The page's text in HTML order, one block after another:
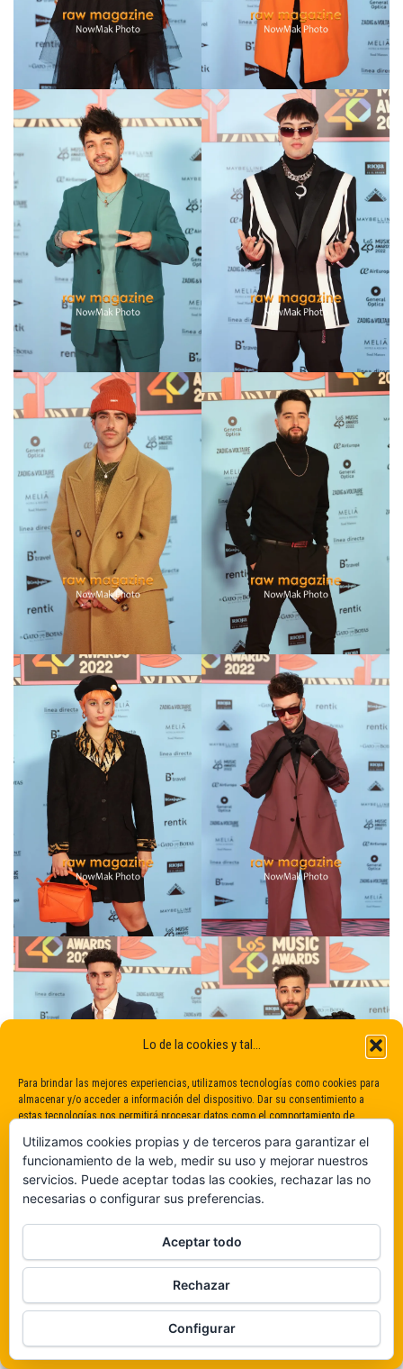
Lo de la cookies y tal...
Para brindar las mejores experiencias, utilizamos tecnologías como cookies para
almacenar y/o acceder a información del dispositivo. Dar su consentimiento a
estas tecnologías nos permitirá procesar datos como el comportamiento de
consentimiento puede afectar negativamente a determinadas características y
funciones.
De ninguna manera
Veámos que hay aquí
Política de cookies
Utilizamos cookies propias y de terceros para garantizar el
funcionamiento de la web, medir su uso y mejorar nuestros
servicios. Puede aceptar todas las cookies, rechazar las no
necesarias o configurar sus preferencias.
Aceptar todo
Rechazar
Configurar